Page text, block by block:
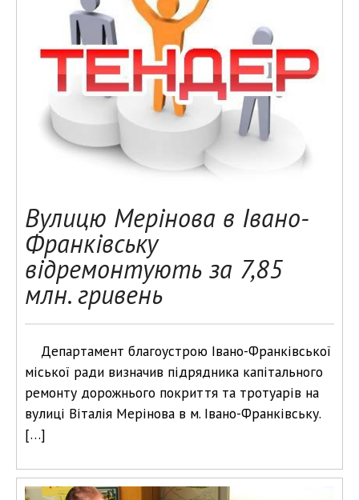
Вулицю Мерінова в Івано-
Франківську
відремонтують за 7,85
млн. гривень
Департамент благоустрою Івано-Франківської
міської ради визначив підрядника капітального
ремонту дорожнього покриття та тротуарів на
вулиці Віталія Мерінова в м. Івано-Франківську.
[…]